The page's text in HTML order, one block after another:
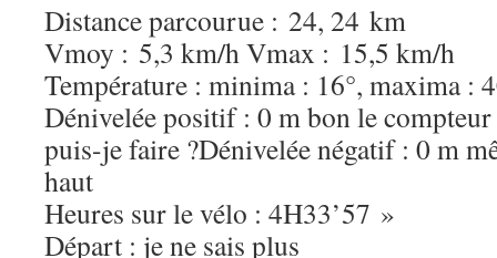
Distance parcourue : 24, 24 km
Vmoy : 5,3 km/h Vmax : 15,5 km/h
Température : minima : 16°, maxima :
Dénivelée positif : 0 m bon le
puis-je faire ?Dénivelée négatif : 0 m
haut
Heures sur le vélo : 4H33’57 »
Départ : je ne sais plus